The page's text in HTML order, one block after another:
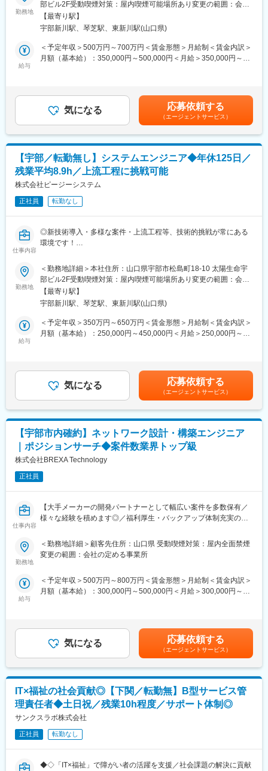
■案件内容：
上流からの案件も多いので、顧客のニーズを深く理解し最適なア
ーキテクチャの設計から堅牢でスケーラブルなシステムを構築し
て頂く予定です。
オペレーションではなく顧客を向きながら仕事が出来る環境にな
ることを重要視しております。
・マネジメント業務(または補佐)
（顧客対応：要件定義・提案・見積・スケジュール調整など、プ
ロジェクト内管理：(工程・進捗・要員調整など））
・ベンダーとメーカーの打ち合わせ、交渉等の同席など
■職務の特徴：
プロジェクトは基本4～5名程度のチーム制で、3ヶ月～1年程度の
案件が多いです。提案や交渉、チーム内の取り纏めなど、マネジ
メントできる人材を求めています。管理業務未経験の方でも、今
後将来に向けて成長したい若手の方、挑戦することに意欲的な方
■開発実績例
◇AI/IoT開発
・動的リアルタイムレコメンド（デジタルアニーラ）
◇・モビリティ・次世代コックピットシステム開発
・ライドシェアシステム開発
・空港向けサイネージシステム
・道路情報交換システム
◇業務系システム開発
・工場見学受付Webシステム
・会員管理Webシステム
・生産・工程管理、倉庫・在庫管理システム
◇実証実験事業(ひろしまサンドボックス)
・桟橋管理Webシステム
・タクシー配車アプリ
変更の範囲：会社の定める業務
勤務地
部ビル2F受動喫煙対策：屋内喫煙可能場所あり変更の範囲：会社
の定める事業所（リモートワーク含む）
【最寄り駅】
宇部新川駅、琴芝駅、東新川駅(山口県)
給与
＜予定年収＞500万円～700万円＜賃金形態＞月給制＜賃金内訳＞
月額（基本給）：350,000円～500,000円＜月給＞350,000円～
り、選考を通じて上下する可能性があります。月給(月額)は固定手
当を含めた表記です。
気になる 応募依頼する
（エージェントサービス）
【宇部／転勤無し】システムエンジニア◆年休125日／
残業平均8.9h／上流工程に挑戦可能
株式会社ピージーシステム
正社員 転勤なし
仕事内容
◎新技術導入・多様な案件・上流工程等、技術的挑戦が常にある
環境です！
■職務内容：
民間企業向けのソフトウェア開発プロジェクトにて、要件定義～
開発、テスト工程の中で上流を中心にしたシステム開発をお任せ
します。
内容はオープン系、Web系システムであり基幹システムの開発か
らクラウド型営業支援パッケージまで幅広く携わる可能性があり
・製造業向け基幹システム、品質管理システム
・小売業向け販売支援システム／チーム規模2～5名
・（進行中および拡大業務）クラウド型営業支援パッケージ開発
（リーダ・マネージャー就任実績あり）
■配属部署：
39名（20代／12名、30代／12名、40代以上／15名）
※社員の4割以上は中途入社
■開発実績例
◇AI/IoT開発
・動的リアルタイムレコメンド（デジタルアニーラ）
・動画像によるリアルタイム船舶認識（TensorFlow）
・ライドシェアシステム開発
◇ロボット開発
・動的シナリオオーサリングシステム
◇・情報通信システム開発
・工場見学受付Webシステム
・会員管理Webシステム
・生産・工程管理、倉庫・在庫管理システム
・桟橋管理Webシステム
・タクシー配車アプリ
・安全航行支援システム など
変更の範囲：会社の定める業務
勤務地
＜勤務地詳細＞本社住所：山口県宇部市松島町18-10 太陽生命宇
部ビル2F受動喫煙対策：屋内喫煙可能場所あり変更の範囲：会社
の定める事業所
【最寄り駅】
宇部新川駅、琴芝駅、東新川駅(山口県)
給与
＜予定年収＞350万円～650万円＜賃金形態＞月給制＜賃金内訳＞
月額（基本給）：250,000円～450,000円＜月給＞250,000円～
り、選考を通じて上下する可能性があります。月給(月額)は固定手
当を含めた表記です。
気になる 応募依頼する
（エージェントサービス）
【宇部市内確約】ネットワーク設計・構築エンジニア
｜ポジションサーチ◆案件数業界トップ級
株式会社BREXA Technology
正社員
仕事内容
【大手メーカーの開発パートナーとして幅広い案件を多数保有／
様々な経験を積めます◎／福利厚生・バックアップ体制充実の中
■概要：
ジェクトをマッチングします。
大手小売り業／不動産業／通信キャリアなど幅広い業界の顧客に
■プロジェクト例：
地方自治体（県庁・市役所・区役所など）の基幹ネットワーク、
また
は住民サービスを支える庁内ネットワークの設計・構築から運用
設計までを一気通貫でお任せします。
住民の個人情報や重要データを扱うため、非常に高いセキュリテ
ィと安定性が求められる、やりがいの大きなプロジェクトです
■入社後の流れ：
（1）入社後1～3日間：導入研修
の想像をしていただくことができます。
勤務地
＜勤務地詳細＞顧客先住所：山口県 受動喫煙対策：屋内全面禁煙
変更の範囲：会社の定める事業所
給与
＜予定年収＞500万円～800万円＜賃金形態＞月給制＜賃金内訳＞
月額（基本給）：300,000円～500,000円＜月給＞300,000円～
は固定手当を含めた表記です。
気になる 応募依頼する
（エージェントサービス）
IT×福祉の社会貢献◎【下関／転勤無】B型サービス管
理責任者◆土日祝／残業10h程度／サポート体制◎
サンクスラボ株式会社
正社員 転勤なし
◆◇「IT×福祉」で障がい者の活躍を支援／社会課題の解決に貢献